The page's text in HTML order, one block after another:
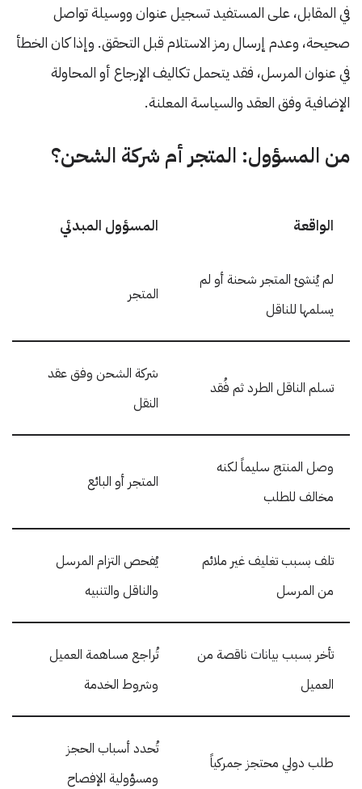
في المقابل، على المستفيد تسجيل عنوان ووسيلة تواصل
صحيحة، وعدم إرسال رمز الاستلام قبل التحقق. وإذا كان الخطأ
في عنوان المرسل، فقد يتحمل تكاليف الإرجاع أو المحاولة
الإضافية وفق العقد والسياسة المعلنة.
من المسؤول: المتجر أم شركة الشحن؟
الواقعة المسؤول المبدئي
لم يُنشئ المتجر شحنة أو لم
يسلمها للناقل
المتجر
تسلم الناقل الطرد ثم فُقد
شركة الشحن وفق عقد
النقل
وصل المنتج سليماً لكنه
مخالف للطلب
المتجر أو البائع
تلف بسبب تغليف غير ملائم
من المرسل
يُفحص التزام المرسل
والناقل والتنبيه
تأخر بسبب بيانات ناقصة من
العميل
تُراجع مساهمة العميل
وشروط الخدمة
طلب دولي محتجز جمركياً
تُحدد أسباب الحجز
ومسؤولية الإفصاح